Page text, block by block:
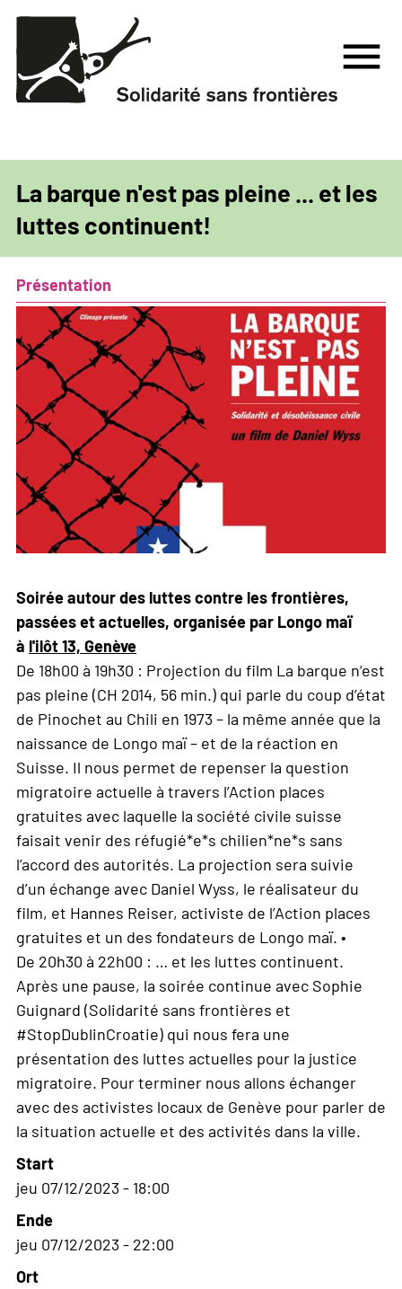
Aller
contenu
principal
menu
La barque n'est pas pleine ... et les
luttes continuent!
Présentation
Soirée autour des luttes contre les frontières,
passées et actuelles, organisée par Longo maï
à l'ilôt 13, Genève
De 18h00 à 19h30 : Projection du film La barque n‘est
pas pleine (CH 2014, 56 min.) qui parle du coup d’état
de Pinochet au Chili en 1973 – la même année que la
naissance de Longo maï – et de la réaction en
Suisse. Il nous permet de repenser la question
migratoire actuelle à travers l’Action places
gratuites avec laquelle la société civile suisse
faisait venir des réfugié*e*s chilien*ne*s sans
l’accord des autorités. La projection sera suivie
d’un échange avec Daniel Wyss, le réalisateur du
film, et Hannes Reiser, activiste de l’Action places
gratuites et un des fondateurs de Longo maï. •
De 20h30 à 22h00 : … et les luttes continuent.
Après une pause, la soirée continue avec Sophie
Guignard (Solidarité sans frontières et
#StopDublinCroatie) qui nous fera une
présentation des luttes actuelles pour la justice
migratoire. Pour terminer nous allons échanger
avec des activistes locaux de Genève pour parler de
la situation actuelle et des activités dans la ville.
Start
jeu 07/12/2023 - 18:00
Ende
jeu 07/12/2023 - 22:00
Ort